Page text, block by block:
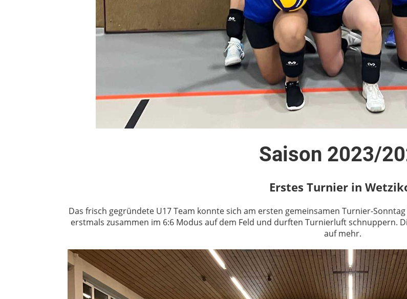
Saison 2023/
Erstes Turnier in
Das frisch gegründete U17 Team konnte sich am ersten gemeinsamen Turnier-
erstmals zusammen im 6:6 Modus auf dem Feld und durften Turnierluft schnuppern.
auf mehr.